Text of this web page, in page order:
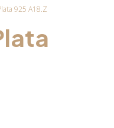
925 A18.Z